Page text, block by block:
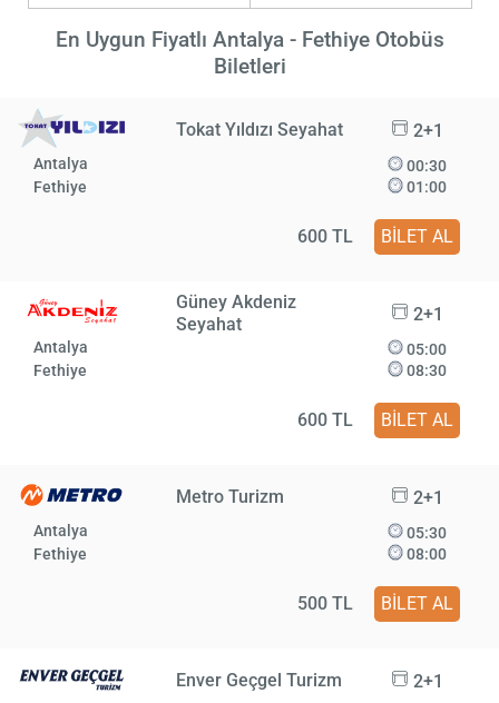
En Uygun Fiyatlı Antalya - Fethiye Otobüs
Biletleri
Tokat Yıldızı Seyahat 2+1
Antalya
Fethiye
00:30
01:00
600 TL BİLET AL
Güney Akdeniz
Seyahat
2+1
Antalya
Fethiye
05:00
08:30
600 TL BİLET AL
Metro Turizm 2+1
Antalya
Fethiye
05:30
08:00
500 TL BİLET AL
Enver Geçgel Turizm 2+1